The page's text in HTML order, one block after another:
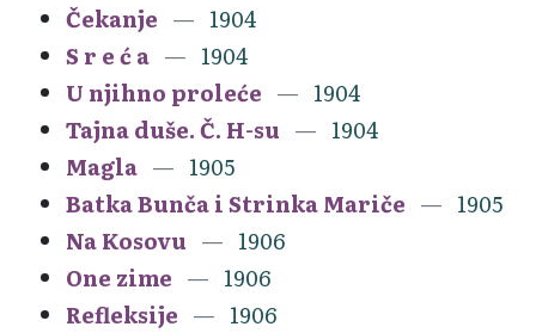
Čekanje
1904
S r e ć a
1904
U njihno proleće
1904
Tajna duše. Č. H-su
1904
Magla
1905
Batka Bunča i Strinka Mariče
1905
Na Kosovu
1906
One zime
1906
Refleksije
1906